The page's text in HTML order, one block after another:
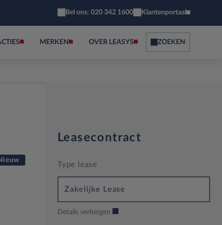
Bel ons: 020 342 1600 Klantenportaal
MERKEN OVER LEASYS ZOEKEN
Leasecontract
Type lease
Zakelijke Lease
Details verbergen